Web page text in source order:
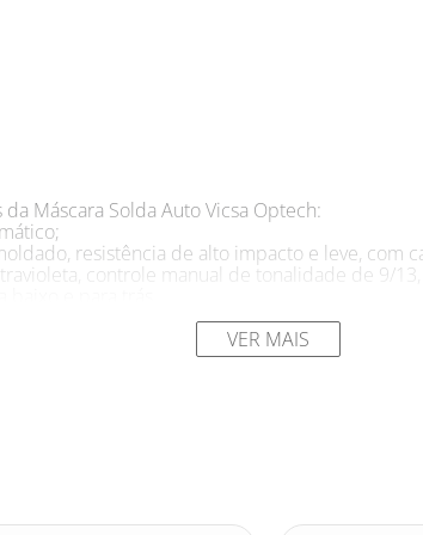
da Máscara Solda Auto Vicsa Optech:
resistência de alto impacto e leve, com
controle manual de tonalidade de 9/
de partículas volantes, radiações e
VER MAIS